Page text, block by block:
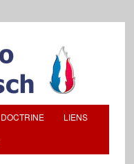
DOCTRINE LIENS